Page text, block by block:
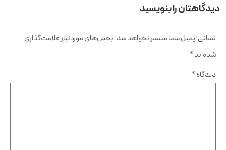
دیدگاهتان را بنویسید
نشانی ایمیل شما منتشر نخواهد شد.بخش‌های موردنیاز علامت‌گذاری
شده‌اند*
دیدگاه*